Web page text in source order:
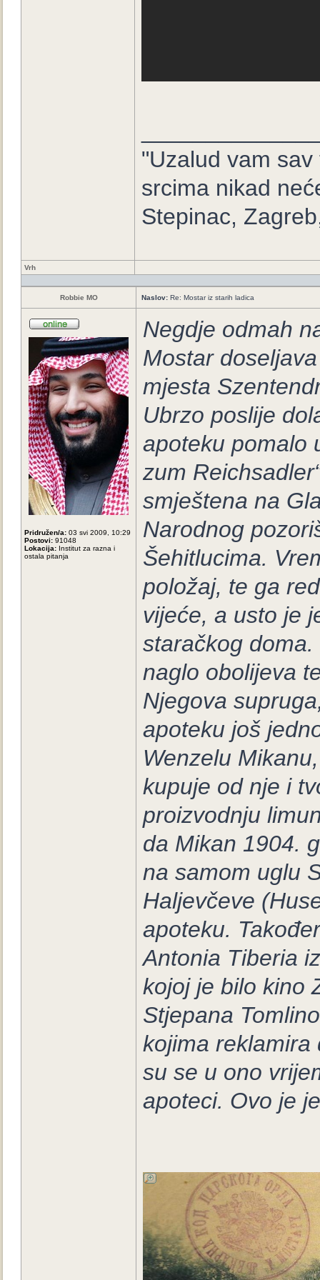
"Uzalud vam
srcima nikad
Stepinac,
Vrh
Robbie MO Naslov: Re: Mostar iz starih ladica
Pridružen/a: 03 svi 2009, 10:29
Postovi: 91048
Lokacija: Institut za razna i
ostala pitanja
Negdje odmah
Mostar
mjesta
Ubrzo poslije
apoteku pomalo
zum
smještena na
Narodnog
Šehitlucima.
položaj, te ga
vijeće, a usto je
staračkog
naglo obolijeva
Njegova
apoteku još
Wenzelu
kupuje od nje i
proizvodnju
da Mikan 1904.
na samom uglu
Haljevčeve
apoteku.
Antonia Tiberia
kojoj je bilo kino
Stjepana
kojima reklamira
su se u ono
apoteci. Ovo je